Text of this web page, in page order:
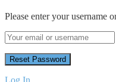
Please enter your username
Log In